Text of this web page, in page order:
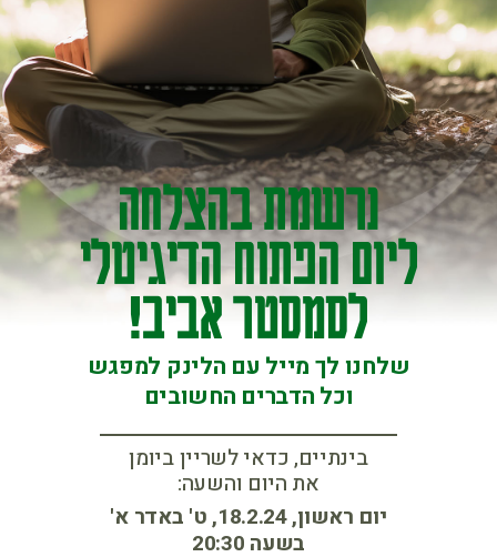
נרשמת בהצלחה
ליום הפתוח הדיגיטלי
לסמסטר אביב!
שלחנו לך מייל עם הלינק למפגש
וכל הדברים החשובים
בינתיים, כדאי לשריין ביומן
את היום והשעה:
יום ראשון, 18.2.24, ט' באדר א'
בשעה 20:30